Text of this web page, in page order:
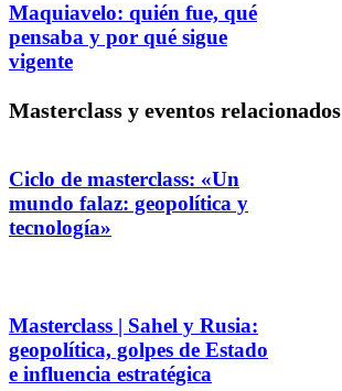
Maquiavelo: quién fue, qué
pensaba y por qué sigue
vigente
Masterclass y eventos relacionados
Ciclo de masterclass: «Un
mundo falaz: geopolítica y
tecnología»
Masterclass | Sahel y Rusia:
geopolítica, golpes de Estado
e influencia estratégica